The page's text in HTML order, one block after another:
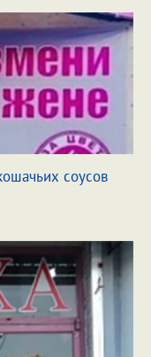
соусов